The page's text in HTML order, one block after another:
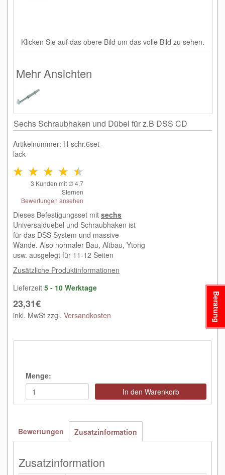
Klicken Sie auf das obere Bild um das volle Bild zu sehen.
Mehr Ansichten
Sechs Schraubhaken und Dübel für z.B DSS CD
Artikelnummer: H-schr.6set-
lack
3 Kunden mit ∅4,7
Sternen
Bewertungen ansehen
Dieses Befestigungsset mit sechs
Universalduebel und Schraubhaken ist
für das DSS System und massive
Wände. Also normaler Bau, Altbau, Ytong
usw. ausgelegt für 11-12 Seiten
Zusätzliche Produktinformationen
Lieferzeit 5 - 10 Werktage
23,31€
inkl. MwSt zzgl. Versandkosten
Menge:
In den Warenkorb
Bewertungen Zusatzinformation
Zusatzinformation
Beratung